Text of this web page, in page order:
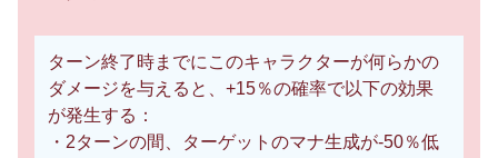
ターン終了時までにこのキャラクターが何らかの
ダメージを与えると、+15％の確率で以下の効果
が発生する：
・2ターンの間、ターゲットのマナ生成が-50％低